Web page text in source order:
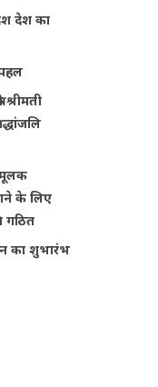
देश का
श्रीमती
मूलक
के लिए
गठित
का शुभारंभ